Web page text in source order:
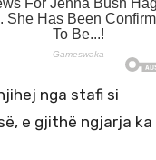
nga stafi si
e gjithë ngjarja ka